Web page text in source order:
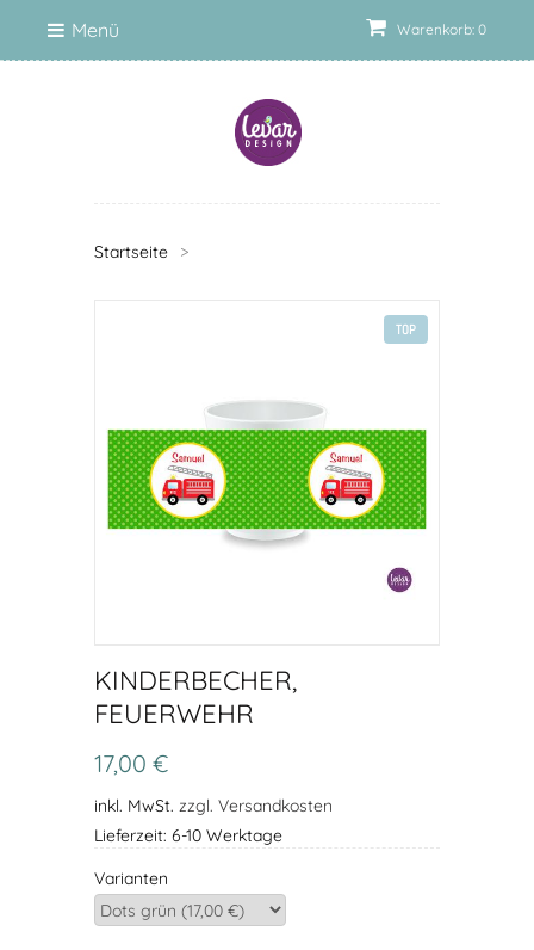
Warenkorb: 0
Menü
Startseite >
TOP
KINDERBECHER,
FEUERWEHR
17,00 €
inkl. MwSt. zzgl. Versandkosten
Lieferzeit: 6-10 Werktage
Varianten